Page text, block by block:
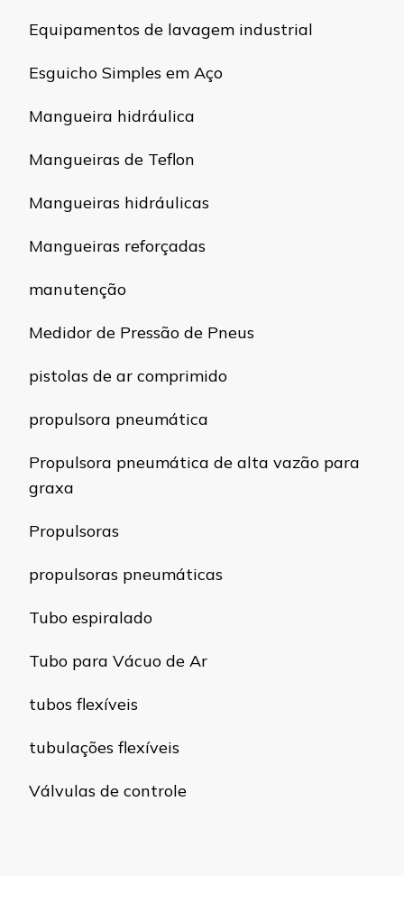
Equipamentos de lavagem industrial
Esguicho Simples em Aço
Mangueira hidráulica
Mangueiras de Teflon
Mangueiras hidráulicas
Mangueiras reforçadas
manutenção
Medidor de Pressão de Pneus
pistolas de ar comprimido
propulsora pneumática
Propulsora pneumática de alta vazão para
graxa
Propulsoras
propulsoras pneumáticas
Tubo espiralado
Tubo para Vácuo de Ar
tubos flexíveis
tubulações flexíveis
Válvulas de controle